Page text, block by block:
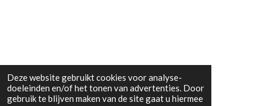
Deze website gebruikt cookies voor analyse-
doeleinden en/of het tonen van advertenties. Door
gebruik te blijven maken van de site gaat u hiermee